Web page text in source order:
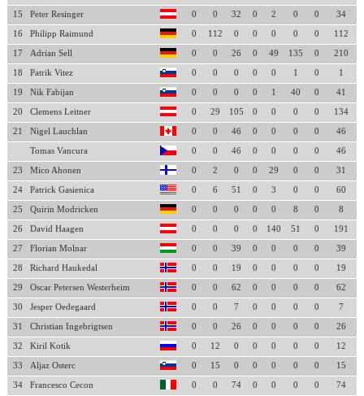
15 Peter Resinger 0 0 32 0 2 0 0 34
16 Philipp Raimund 0 112 0 0 0 0 0 112
17 Adrian Sell 0 0 26 0 49 135 0 210
18 Patrik Vitez 0 0 0 0 0 1 0 1
19 Nik Fabijan 0 0 0 0 1 40 0 41
20 Clemens Leitner 0 29 105 0 0 0 0 134
21 Nigel Lauchlan 0 0 46 0 0 0 0 46
Tomas Vancura 0 0 46 0 0 0 0 46
23 Mico Ahonen 0 2 0 0 29 0 0 31
24 Patrick Gasienica 0 6 51 0 3 0 0 60
25 Quirin Modricken 0 0 0 0 0 8 0 8
26 David Haagen 0 0 0 0 140 51 0 191
27 Florian Molnar 0 0 39 0 0 0 0 39
28 Richard Haukedal 0 0 19 0 0 0 0 19
29 Oscar Petersen Westerheim 0 0 62 0 0 0 0 62
30 Jesper Oedegaard 0 0 7 0 0 0 0 7
31 Christian Ingebrigtsen 0 0 26 0 0 0 0 26
32 Kiril Kotik 0 12 0 0 0 0 0 12
33 Aljaz Osterc 0 15 0 0 0 0 0 15
34 Francesco Cecon 0 0 74 0 0 0 0 74